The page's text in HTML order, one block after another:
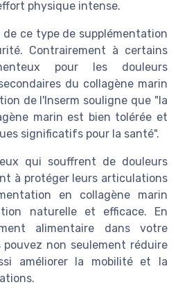
physique intense.
ce type de supplémentation
Contrairement à certains
pour les douleurs
du collagène marin
de l'Inserm souligne que "la
marin est bien tolérée et
significatifs pour la santé".
qui souffrent de douleurs
à protéger leurs articulations
en collagène marin
naturelle et efficace. En
alimentaire dans votre
non seulement réduire
améliorer la mobilité et la